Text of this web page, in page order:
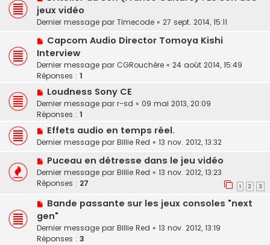
jeux vidéo
Dernier message par Timecode « 27 sept. 2014, 15:11
Capcom Audio Director Tomoya Kishi
Interview
Dernier message par CGRouchère « 24 août 2014, 15:49
Réponses : 1
Loudness Sony CE
Dernier message par r-sd « 09 mai 2013, 20:09
Réponses : 1
Effets audio en temps réel.
Dernier message par Billie Red « 13 nov. 2012, 13:32
Puceau en détresse dans le jeu vidéo
Dernier message par Billie Red « 13 nov. 2012, 13:23
Réponses : 27 1 2 3
Bande passante sur les jeux consoles "next
gen"
Dernier message par Billie Red « 13 nov. 2012, 13:19
Réponses : 3